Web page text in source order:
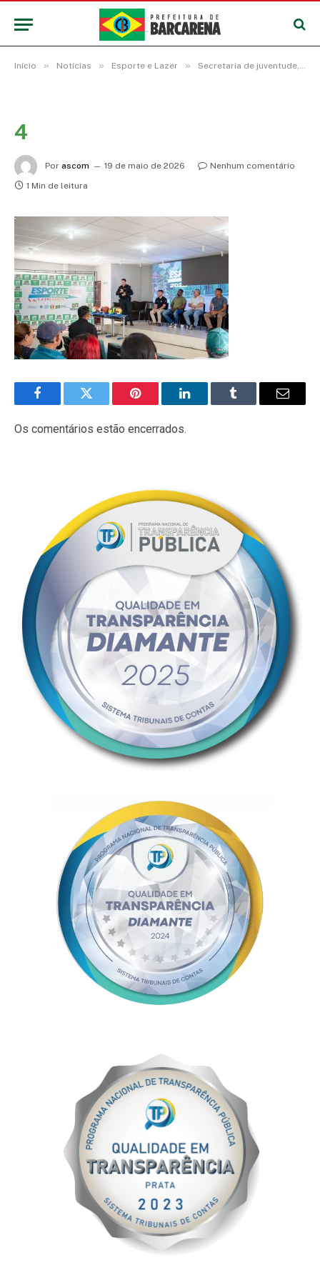
Início » Notícias » Esporte e Lazer » Secretaria de juventude, esporte e lazer abre a temporada de competições no município
4
Por ascom 19 de maio de 2026
Nenhum comentário
1 Min de leitura
FacebookTwitter Pinterest LinkedInTumblr
E-
Os comentários estão encerrados.